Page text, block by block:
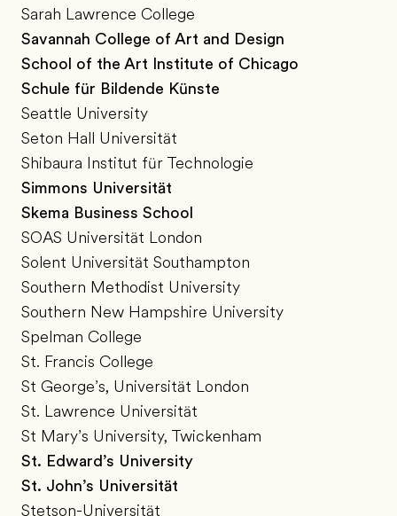
Sarah Lawrence College
Savannah College of Art and Design
School of the Art Institute of Chicago
Schule für Bildende Künste
Seattle University
Seton Hall Universität
Shibaura Institut für Technologie
Simmons Universität
Skema Business School
SOAS Universität London
Solent Universität Southampton
Southern Methodist University
Southern New Hampshire University
Spelman College
St. Francis College
St George’s, Universität London
St. Lawrence Universität
St Mary’s University, Twickenham
St. Edward’s University
St. John’s Universität
Stetson-Universität